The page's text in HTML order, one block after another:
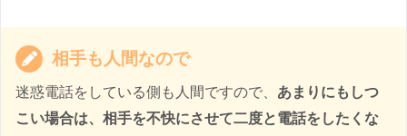
相手も人間なので
迷惑電話をしている側も人間ですので、 あまりにもしつ
こい場合は、相手を不快にさせて二度と電話をしたくな